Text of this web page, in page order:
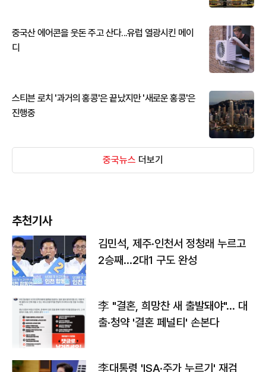
중국산 에어콘을 웃돈 주고 산다...유럽 열광시킨 메이
디
스티븐 로치 '과거의 홍콩'은 끝났지만 '새로운 홍콩'은
진행중
중국뉴스 더보기
추천기사
김민석, 제주·인천서 정청래 누르고
2승째…2대1 구도 완성
李 "결혼, 희망찬 새 출발돼야"… 대
출·청약 '결혼 페널티' 손본다
李대통령 'ISA·주가 누르기' 재검